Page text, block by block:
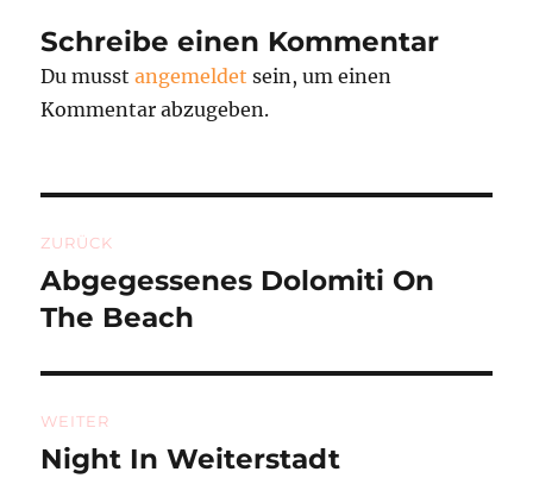
Schreibe einen Kommentar
Du musstangemeldet sein, um einen
Kommentar abzugeben.
ZURÜCK
Vorheriger
Beitrag:
Abgegessenes Dolomiti On
The Beach
WEITER
Nächster
Night In Weiterstadt